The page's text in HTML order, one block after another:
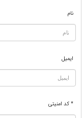
نام
ایمیل
* کد امنیتی